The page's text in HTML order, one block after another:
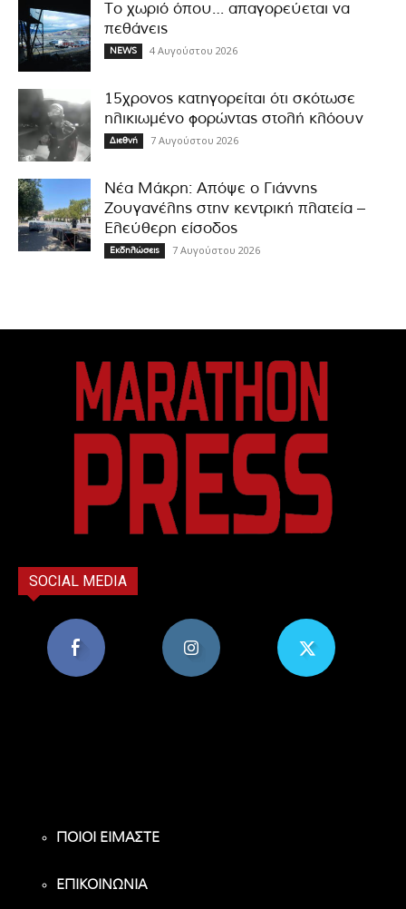
Το χωριό όπου… απαγορεύεται να
πεθάνεις
NEWS 4 Αυγούστου 2026
15χρονος κατηγορείται ότι σκότωσε
ηλικιωμένο φορώντας στολή κλόουν
Διεθνή 7 Αυγούστου 2026
Νέα Μάκρη: Απόψε ο Γιάννης
Ζουγανέλης στην κεντρική πλατεία –
Ελεύθερη είσοδος
Εκδηλώσεις 7 Αυγούστου 2026
SOCIAL MEDIA
ΠΟΙΟΙ ΕΙΜΑΣΤΕ
ΕΠΙΚΟΙΝΩΝΙΑ